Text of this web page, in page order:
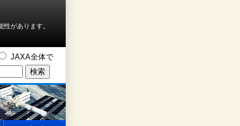
があります。
JAXA全体で